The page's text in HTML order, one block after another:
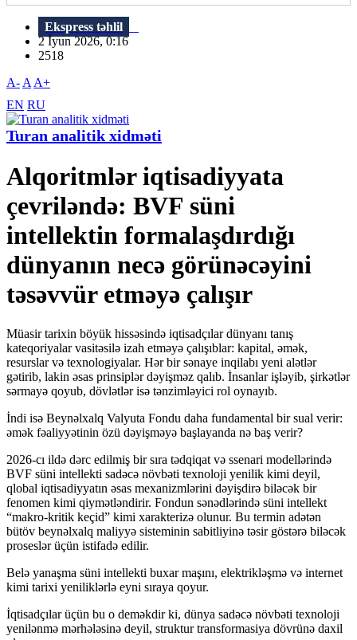
Ekspress təhlil
2 İyun 2026, 0:16
2518
A- A A+
EN RU
Turan analitik xidməti
Alqoritmlər iqtisadiyyata
çevriləndə: BVF süni
intellektin formalaşdırdığı
dünyanın necə görünəcəyini
təsəvvür etməyə çalışır
Müasir tarixin böyük hissəsində iqtisadçılar dünyanı tanış
kateqoriyalar vasitəsilə izah etməyə çalışıblar: kapital, əmək,
resurslar və texnologiyalar. Hər bir sənaye inqilabı yeni alətlər
gətirib, lakin əsas prinsiplər dəyişməz qalıb. İnsanlar işləyib, şirkətlər
sərmayə qoyub, dövlətlər isə tənzimləyici rol oynayıb.
İndi isə Beynəlxalq Valyuta Fondu daha fundamental bir sual verir:
əmək fəaliyyətinin özü dəyişməyə başlayanda nə baş verir?
2026-cı ildə dərc edilmiş bir sıra tədqiqat və ssenari modellərində
BVF süni intellekti sadəcə növbəti texnoloji yenilik kimi deyil,
qlobal iqtisadiyyatın əsas mexanizmlərini dəyişdirə biləcək bir
fenomen kimi qiymətləndirir. Fondun sənədlərində süni intellekt
“makro-kritik keçid” kimi xarakterizə olunur. Bu termin adətən
bütöv beynəlxalq maliyyə sisteminin sabitliyinə təsir göstərə biləcək
proseslər üçün istifadə edilir.
Belə yanaşma süni intellekti buxar maşını, elektrikləşmə və internet
kimi tarixi yeniliklərlə eyni sıraya qoyur.
İqtisadçılar üçün bu o deməkdir ki, dünya sadəcə növbəti texnoloji
yenilənmə mərhələsinə deyil, struktur transformasiya dövrünə daxil